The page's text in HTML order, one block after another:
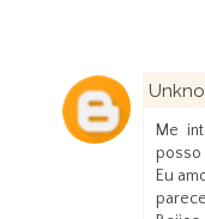
Me
posso
Eu